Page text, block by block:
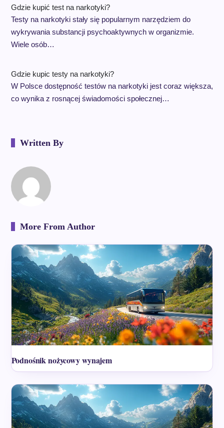
Gdzie kupić test na narkotyki?
Testy na narkotyki stały się popularnym narzędziem do
wykrywania substancji psychoaktywnych w organizmie.
Wiele osób…
Gdzie kupic testy na narkotyki?
W Polsce dostępność testów na narkotyki jest coraz większa,
co wynika z rosnącej świadomości społecznej…
Written By
More From Author
Podnośnik nożycowy wynajem